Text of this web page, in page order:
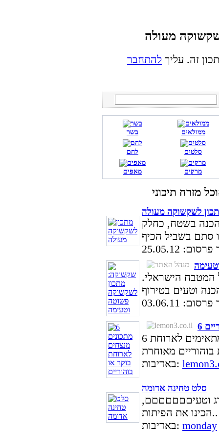
זה. עליך להתחבר
בשר ממולאים
לחם סלטים
מאפים מרקים
לשקשוקה מעולה
בשטח, כחלק
25.05.12
המטבח הישראלי.
03.06.11
6 מתכונים נפלאים וטעימים במיוחד שמתאימים לארוחת
באדיבות:
סלט טחינה אדומה
וטעיםםםםםםם,
הכינו את הפיתות..
באדיבות: monday